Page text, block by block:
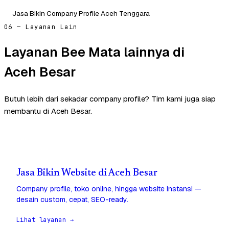
Jasa Bikin Company Profile Aceh Tenggara
06 — Layanan Lain
Layanan Bee Mata lainnya di
Aceh Besar
Butuh lebih dari sekadar company profile? Tim kami juga siap
membantu di Aceh Besar.
Jasa Bikin Website di Aceh Besar
Company profile, toko online, hingga website instansi —
desain custom, cepat, SEO-ready.
Lihat layanan →